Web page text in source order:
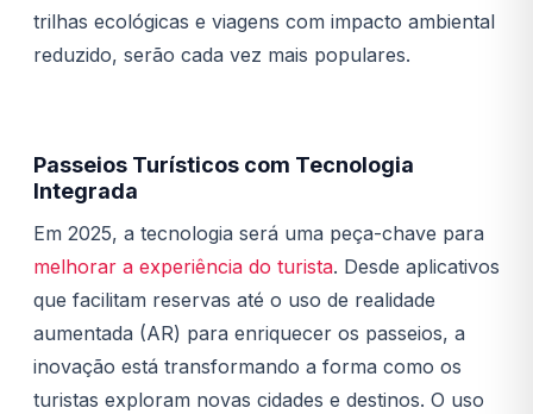
trilhas ecológicas e viagens com impacto ambiental
reduzido, serão cada vez mais populares.
Passeios Turísticos com Tecnologia
Integrada
Em 2025, a tecnologia será uma peça-chave para
melhorar a experiência do turista. Desde aplicativos
que facilitam reservas até o uso de realidade
aumentada (AR) para enriquecer os passeios, a
inovação está transformando a forma como os
turistas exploram novas cidades e destinos. O uso